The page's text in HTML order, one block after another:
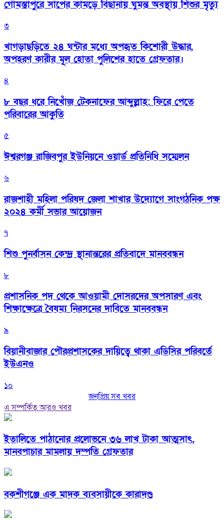
গোমস্তাপুরে সাপের কামড়ে বিছানায় ঘুমন্ত অবস্থায় শিশুর মৃত্যু
৩
খাগড়াছড়িতে ২৪ ঘন্টার মধ্যে অপহৃত কিশোরী উদ্ধার,
অপহরণ কারীর মূল হোতা পুলিশের হাতে গ্রেফতার।
৪
৮ বছর ধরে নিখোঁজ টেকনাফের আব্দুল্লাহ: ফিরে পেতে
পরিবারের আকুতি
৫
ঈশ্বরগঞ্জ রাজিবপুর ইউনিয়নে ওয়ার্ড প্রতিনিধি সম্মেলন
৬
রাজশাহী মহিলা পরিষদ জেলা শাখার উদ্যোগে সাংগঠনিক পক্ষ
২০২৪ কর্মী সভার আয়োজন
৭
শিশু পুনর্বাসন কেন্দ্র স্থানান্তরের প্রতিবাদে মানববন্ধন
৮
প্রশাসনিক পদ থেকে আওয়ামী দোসরদের অপসারণ এবং
শিক্ষাক্ষেত্রে বৈষম্য নিরসনের দাবিতে মানববন্ধন
৯
বিয়ানীবাজার পৌরপ্রশাসকের দায়িত্বে থাকা এডিসির পরিবর্তে
ইউএনও
১০
জনপ্রিয় সব খবর
এ সম্পর্কিত আরও খবর
ইতালিতে পাঠানোর প্রলোভনে ৩৬ লাখ টাকা আত্মসাৎ,
মানবপাচার মামলায় দম্পতি গ্রেফতার
বকশীগঞ্জে এক মাদক ব্যবসায়ীকে কারাদণ্ড